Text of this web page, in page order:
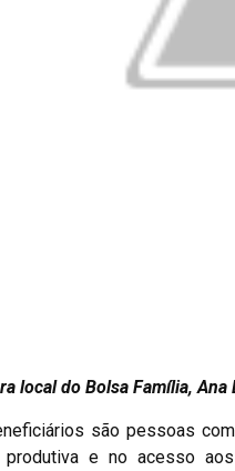
local do Bolsa Família,
são pessoas
produtiva e no acesso